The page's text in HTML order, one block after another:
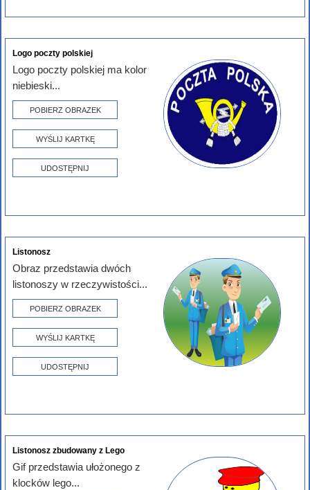
Logo poczty polskiej
Logo poczty polskiej ma kolor
niebieski...
POBIERZ OBRAZEK
WYŚLIJ KARTKĘ
UDOSTĘPNIJ
Listonosz
Obraz przedstawia dwóch
listonoszy w rzeczywistości...
POBIERZ OBRAZEK
WYŚLIJ KARTKĘ
UDOSTĘPNIJ
Listonosz zbudowany z Lego
Gif przedstawia ułożonego z
klocków lego...